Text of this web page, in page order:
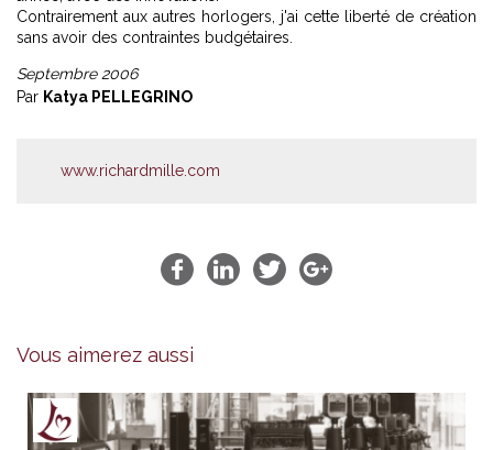
Contrairement aux autres horlogers, j'ai cette liberté de création
sans avoir des contraintes budgétaires.
Septembre 2006
Par Katya PELLEGRINO
www.richardmille.com
Vous aimerez aussi